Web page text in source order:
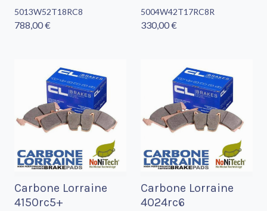
5013W52T18RC8
788,00 €
5004W42T17RC8R
330,00 €
Carbone Lorraine
4150rc5+
Carbone Lorraine
4024rc6